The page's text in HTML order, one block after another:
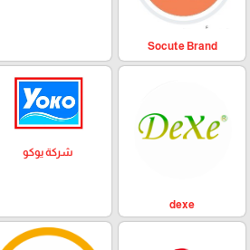
Socute Brand
dexe
شركة يوكو